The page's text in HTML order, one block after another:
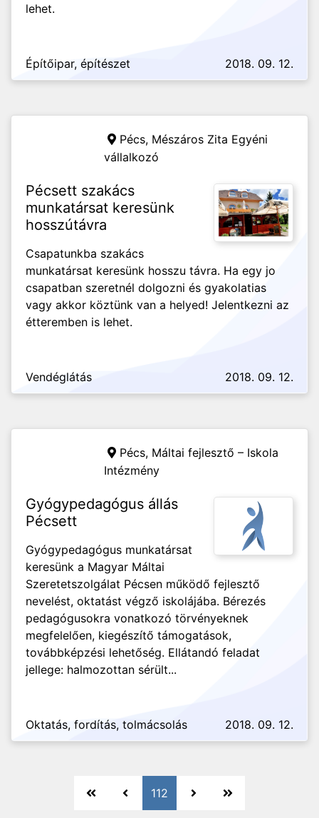
lehet.
Építőipar, építészet 2018. 09. 12.
Pécs, Mészáros Zita Egyéni
vállalkozó
Pécsett szakács
munkatársat keresünk
hosszútávra
Csapatunkba szakács
munkatársat keresünk hosszu távra. Ha egy jo
csapatban szeretnél dolgozni és gyakolatias
vagy akkor köztünk van a helyed! Jelentkezni az
étteremben is lehet.
Vendéglátás 2018. 09. 12.
Pécs, Máltai fejlesztő – Iskola
Intézmény
Gyógypedagógus állás
Pécsett
Gyógypedagógus munkatársat
keresünk a Magyar Máltai
Szeretetszolgálat Pécsen működő fejlesztő
nevelést, oktatást végző iskolájába. Bérezés
pedagógusokra vonatkozó törvényeknek
megfelelően, kiegészítő támogatások,
továbbképzési lehetőség. Ellátandó feladat
jellege: halmozottan sérült...
Oktatás, fordítás, tolmácsolás 2018. 09. 12.
112